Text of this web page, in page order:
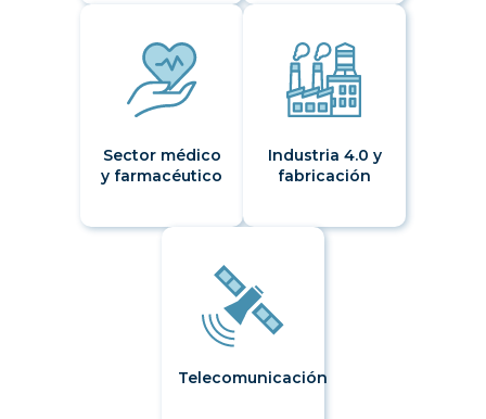
Sector médico
y farmacéutico
Industria 4.0 y
fabricación
Telecomunicación